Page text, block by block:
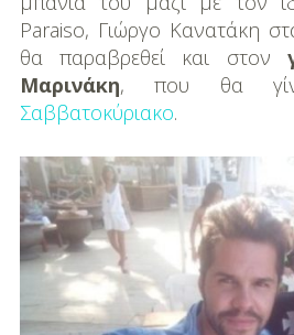
Συμβουλές
Διατροφής
Υγεία – Ψυχολογία
Paraiso, Γιώργο Κανατάκη
θα παραβρεθεί και στον
Μαρινάκη, που θα
Σαββατοκύριακο.